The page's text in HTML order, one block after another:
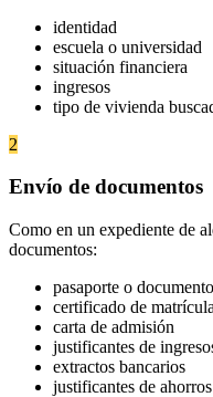
identidad
escuela o universidad
situación financiera
ingresos
tipo de vivienda
2
Envío de documentos
Como en un expediente de
documentos:
pasaporte o
certificado de matrícula
carta de admisión
justificantes de
extractos bancarios
justificantes de ahorros